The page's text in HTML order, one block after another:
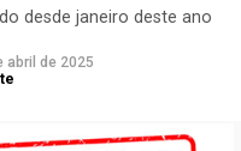
desde janeiro deste ano
abril de 2025